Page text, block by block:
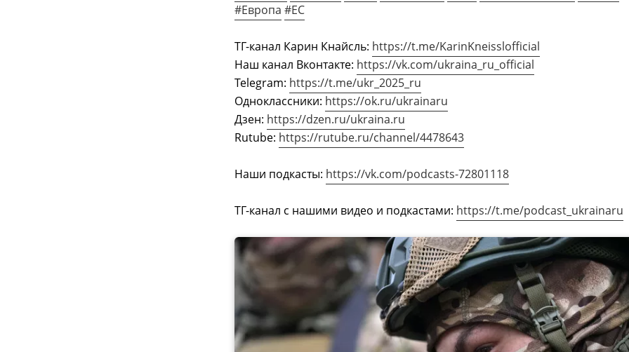
#Европа #ЕС
ТГ-канал Карин Кнайсль: https://t.me/KarinKneisslofficial
Наш канал Вконтакте: https://vk.com/ukraina_ru_official
Telegram: https://t.me/ukr_2025_ru
Одноклассники: https://ok.ru/ukrainaru
Дзен: https://dzen.ru/ukraina.ru
Rutube: https://rutube.ru/channel/4478643
Наши подкасты: https://vk.com/podcasts-72801118
ТГ-канал с нашими видео и подкастами: https://t.me/podcast_ukrainaru